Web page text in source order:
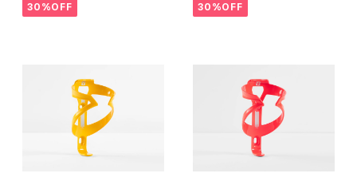
30%OFF 30%OFF